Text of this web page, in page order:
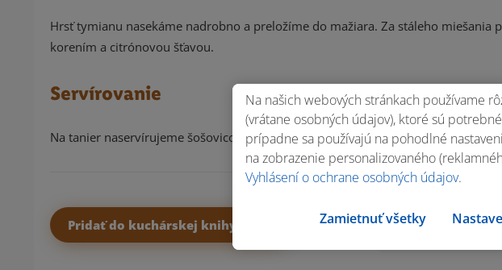
Hrsť tymianu nasekáme nadrobno a preložíme do mažiara. Za stáleho
korením a citrónovou šťavou.
Servírovanie
Na tanier naservírujeme šošovicový šalát, pridáme uvarené morčacie mäso a
Pridať do kuchárskej knihy Ohodnotiť
Na našich webových stránkach používame
(vrátane osobných údajov), ktoré sú
prípadne sa používajú na pohodlné
na zobrazenie personalizovaného
Vyhlásení o ochrane osobných údajov.
Zamietnuť všetky